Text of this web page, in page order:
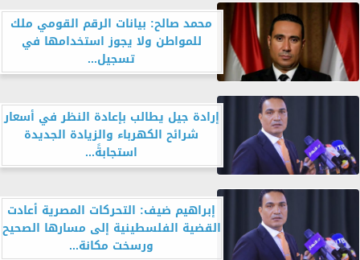
محمد صالح: بيانات الرقم القومي ملك
للمواطن ولا يجوز استخدامها في
تسجيل...
إرادة جيل يطالب بإعادة النظر في أسعار
شرائح الكهرباء والزيادة الجديدة
استجابةً...
إبراهيم ضيف: التحركات المصرية أعادت
القضية الفلسطينية إلى مسارها الصحيح
ورسخت مكانة...